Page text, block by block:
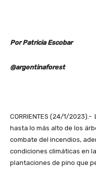
Por Patricia Escobar
@argentinaforest
CORRIENTES (24/1/
hasta lo más alto de los
combate del incendios,
condiciones climáticas en
plantaciones de pino que